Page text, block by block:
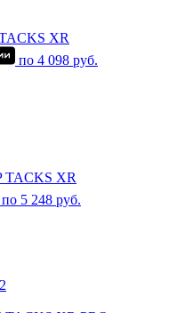
XR
по 4 098 руб.
TACKS XR
по 5 248 руб.